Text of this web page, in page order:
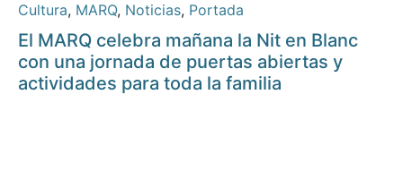
Cultura, MARQ, Noticias, Portada
El MARQ celebra mañana la Nit en Blanc
con una jornada de puertas abiertas y
actividades para toda la familia